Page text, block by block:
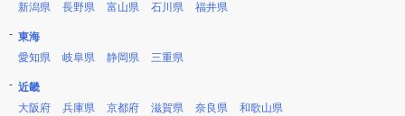
新潟県
長野県 富山県 石川県 福井県
東海
愛知県
岐阜県 静岡県 三重県
近畿
大阪府
兵庫県 京都府 滋賀県 奈良県 和歌山県